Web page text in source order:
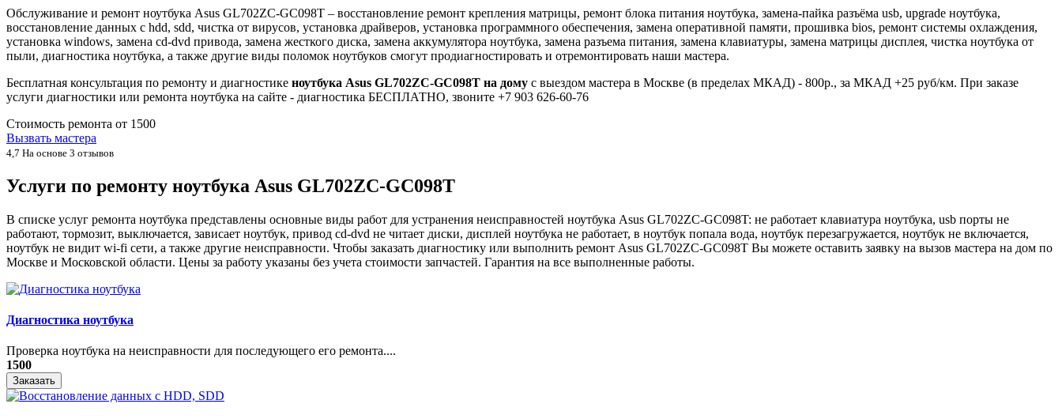
Обслуживание и ремонт ноутбука Asus GL702ZC-GC098T – восстановление ремонт крепления матрицы, ремонт блока питания ноутбука, замена-пайка разъёма usb, upgrade ноутбука,
восстановление данных с hdd, sdd, чистка от вирусов, установка драйверов, установка программного обеспечения, замена оперативной памяти, прошивка bios, ремонт системы охлаждения,
установка windows, замена cd-dvd привода, замена жесткого диска, замена аккумулятора ноутбука, замена разъема питания, замена клавиатуры, замена матрицы дисплея, чистка ноутбука от
пыли, диагностика ноутбука, а также другие виды поломок ноутбуков смогут продиагностировать и отремонтировать наши мастера.
Бесплатная консультация по ремонту и диагностике ноутбука Asus GL702ZC-GC098T на дому с выездом мастера в Москве (в пределах МКАД) - 800р., за МКАД +25 руб/км. При заказе
услуги диагностики или ремонта ноутбука на сайте - диагностика БЕСПЛАТНО, звоните +7 903 626-60-76
Стоимость ремонта от 1500
Вызвать мастера
4,7 На основе 3 отзывов
Услуги по ремонту ноутбука Asus GL702ZC-GC098T
В списке услуг ремонта ноутбука представлены основные виды работ для устранения неисправностей ноутбука Asus GL702ZC-GC098T: не работает клавиатура ноутбука, usb порты не
работают, тормозит, выключается, зависает ноутбук, привод cd-dvd не читает диски, дисплей ноутбука не работает, в ноутбук попала вода, ноутбук перезагружается, ноутбук не включается,
ноутбук не видит wi-fi сети, а также другие неисправности. Чтобы заказать диагностику или выполнить ремонт Asus GL702ZC-GC098T Вы можете оставить заявку на вызов мастера на дом по
Москве и Московской области. Цены за работу указаны без учета стоимости запчастей. Гарантия на все выполненные работы.
Диагностика ноутбука
Проверка ноутбука на неисправности для последующего его ремонта....
1500
Заказать